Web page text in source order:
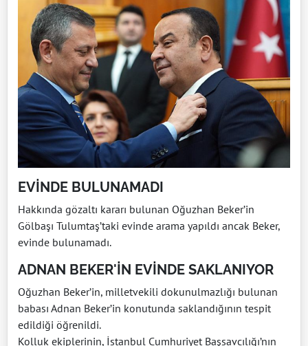
EVİNDE BULUNAMADI
Hakkında gözaltı kararı bulunan Oğuzhan Beker’in
Gölbaşı Tulumtaş’taki evinde arama yapıldı ancak Beker,
evinde bulunamadı.
ADNAN BEKER'İN EVİNDE SAKLANIYOR
Oğuzhan Beker’in, milletvekili dokunulmazlığı bulunan
babası Adnan Beker’in konutunda saklandığının tespit
edildiği öğrenildi.
Kolluk ekiplerinin, İstanbul Cumhuriyet Başsavcılığı’nın